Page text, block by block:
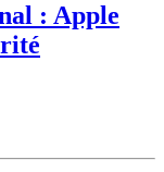
: Apple